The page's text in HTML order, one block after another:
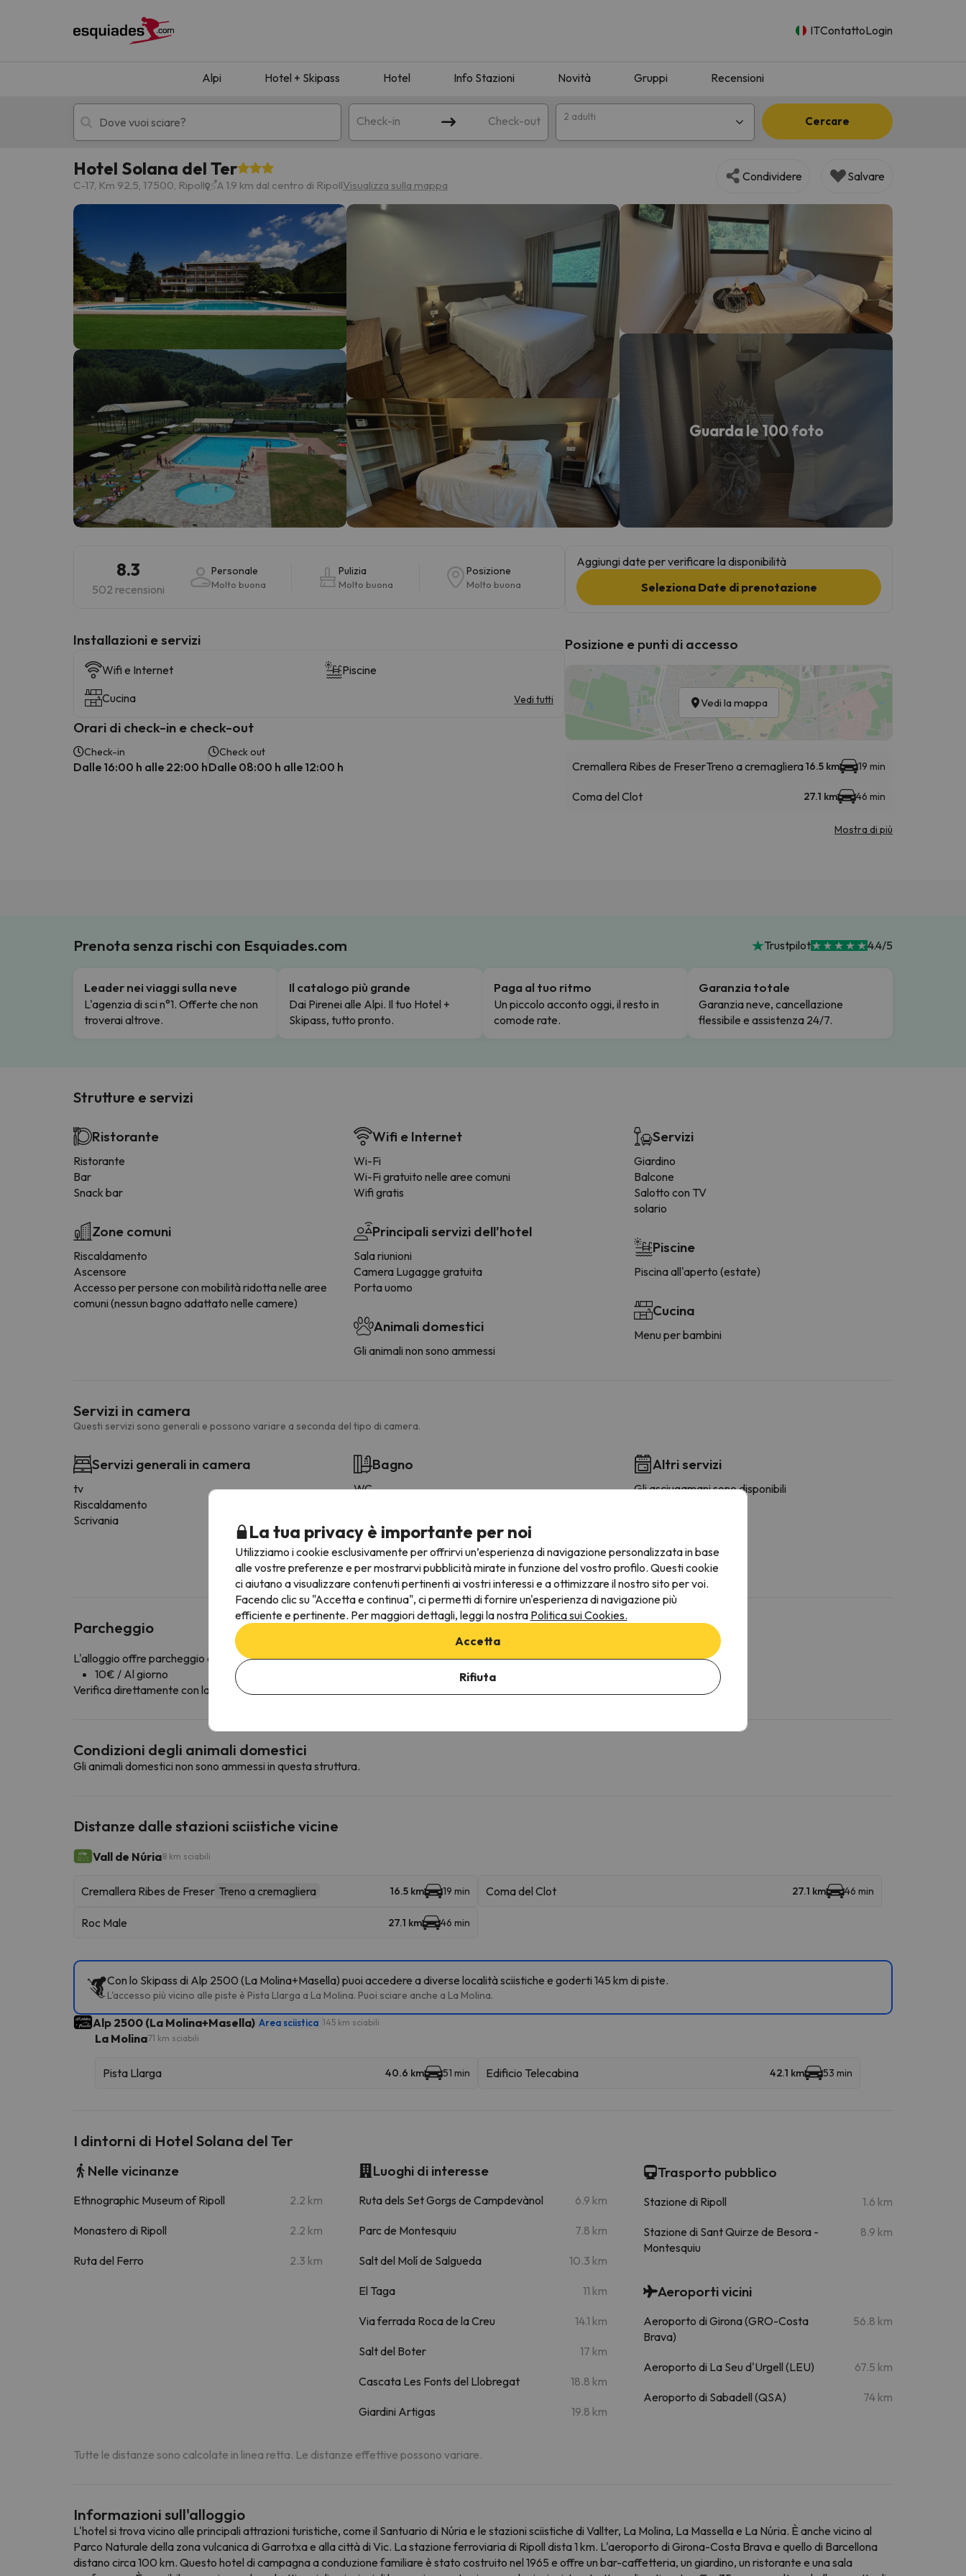
ITContattoLogin
Alpi Hotel + Skipass Hotel Info Stazioni Novità Gruppi Recensioni
Check-in Check-out 2 adulti Cercare
Hotel + skipass Hotel di montagna
Ops, non abbiamo trovato alcun risultato corrispondente alla sua ricerca. Provare a modificare la destinazione.
Sembra che il nostro ricercatore abbia perso la strada. Non appena troverà la bussola, tornerà.
Hotel Solana del Ter
C-17, Km 92,5, 17500, Ripoll A 1.9 km dal centro di RipollVisualizza sulla mappa
Condividere Salvare
Guarda le 100 foto
8.3
502 recensioni
Personale
Molto buona
Pulizia
Molto buona
Posizione
Molto buona
Installazioni e servizi
Wifi e Internet
Piscine
Cucina
Vedi tutti
Orari di check-in e check-out
Check-in
Dalle 16:00 h alle 22:00 h
Check out
Dalle 08:00 h alle 12:00 h
Aggiungi date per verificare la disponibilità
Seleziona Date di prenotazione
Posizione e punti di accesso
Vedi la mappa
Cremallera Ribes de FreserTreno a cremagliera16.5 km 19 min
Coma del Clot 27.1 km 46 min
Mostra di più
Prenota senza rischi con Esquiades.com Trustpilot 4.4/5
Leader nei viaggi sulla neve
L'agenzia di sci n°1. Offerte che non
troverai altrove.
Il catalogo più grande
Dai Pirenei alle Alpi. Il tuo Hotel +
Skipass, tutto pronto.
Paga al tuo ritmo
Un piccolo acconto oggi, il resto in
comode rate.
Garanzia totale
Garanzia neve, cancellazione
flessibile e assistenza 24/7.
Strutture e servizi
Ristorante
Ristorante
Bar
Snack bar
Zone comuni
Riscaldamento
Ascensore
Accesso per persone con mobilità ridotta nelle aree
comuni (nessun bagno adattato nelle camere)
Wifi e Internet
Wi-Fi
Wi-Fi gratuito nelle aree comuni
Wifi gratis
Principali servizi dell'hotel
Sala riunioni
Camera Lugagge gratuita
Porta uomo
Animali domestici
Gli animali non sono ammessi
Servizi
Giardino
Balcone
Salotto con TV
solario
Piscine
Piscina all'aperto (estate)
Cucina
Menu per bambini
Servizi in camera
Questi servizi sono generali e possono variare a seconda del tipo di camera.
Servizi generali in camera
tv
Riscaldamento
Scrivania
Bagno
WC
Carta igienica
Shampoo
Condizionatore
Altri servizi
Gli asciugamani sono disponibili
Parcheggio
L'alloggio offre parcheggio a pagamento
10€ / Al giorno
Verifica direttamente con la struttura ricettiva se offre la possibilità di prenotare il posto auto in anticipo.
Condizioni degli animali domestici
Gli animali domestici non sono ammessi in questa struttura.
Distanze dalle stazioni sciistiche vicine
Vall de Núria8 km sciabili
Cremallera Ribes de Freser Treno a cremagliera 16.5 km 19 min Coma del Clot 27.1 km 46 min
Roc Male 27.1 km 46 min
Con lo Skipass di Alp 2500 (La Molina+Masella) puoi accedere a diverse località sciistiche e goderti 145 km di piste.
L'accesso più vicino alle piste è Pista Llarga a La Molina. Puoi sciare anche a La Molina.
Alp 2500 (La Molina+Masella) Area sciistica 145 km sciabili
La Molina71 km sciabili
Pista Llarga 40.6 km 51 min Edificio Telecabina 42.1 km 53 min
I dintorni di Hotel Solana del Ter
Nelle vicinanze
Ethnographic Museum of Ripoll 2.2 km
Monastero di Ripoll 2.2 km
Ruta del Ferro 2.3 km
Luoghi di interesse
Ruta dels Set Gorgs de Campdevànol 6.9 km
Parc de Montesquiu 7.8 km
Salt del Molí de Salgueda 10.3 km
El Taga 11 km
Via ferrada Roca de la Creu 14.1 km
Salt del Boter 17 km
Cascata Les Fonts del Llobregat 18.8 km
Giardini Artigas 19.8 km
Trasporto pubblico
Stazione di Ripoll 1.6 km
Stazione di Sant Quirze de Besora -
Montesquiu
8.9 km
Aeroporti vicini
Aeroporto di Girona (GRO-Costa
Brava)
56.8 km
Aeroporto di La Seu d'Urgell (LEU) 67.5 km
Aeroporto di Sabadell (QSA) 74 km
Tutte le distanze sono calcolate in linea retta. Le distanze effettive possono variare.
Informazioni sull'alloggio
L'hotel si trova vicino alle principali attrazioni turistiche, come il Santuario di Núria e le stazioni sciistiche di Vallter, La Molina, La Massella e La Núria. È anche vicino al
Parco Naturale della zona vulcanica di Garrotxa e alla città di Vic. La stazione ferroviaria di Ripoll dista 1 km. L'aeroporto di Girona-Costa Brava e quello di Barcellona
distano circa 100 km. Questo hotel di campagna a conduzione familiare è stato costruito nel 1965 e offre un bar-caffetteria, un giardino, un ristorante e una sala
La tua privacy è importante per noi
Utilizziamo i cookie esclusivamente per offrirvi un’esperienza di navigazione personalizzata in base
alle vostre preferenze e per mostrarvi pubblicità mirate in funzione del vostro profilo. Questi cookie
ci aiutano a visualizzare contenuti pertinenti ai vostri interessi e a ottimizzare il nostro sito per voi.
Facendo clic su "Accetta e continua", ci permetti di fornire un'esperienza di navigazione più
efficiente e pertinente. Per maggiori dettagli, leggi la nostra Politica sui Cookies.
Accetta
Rifiuta